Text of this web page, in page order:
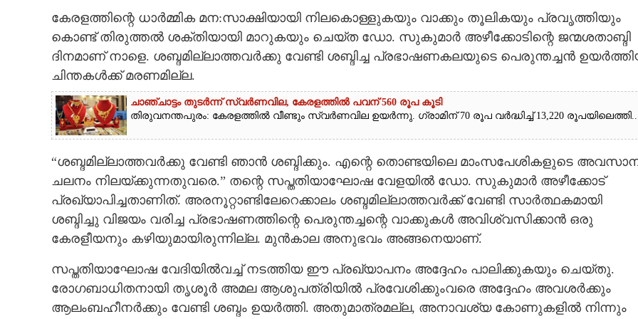
CARTOONS
LITERATURE
CONTACT US
കേരളത്തിന്റെ ധാർമ്മിക മന:സാക്ഷിയായി നിലകൊള്ളുകയും വാക്കും തൂലികയും പ്രവൃത്തിയും
കൊണ്ട് തിരുത്തൽ ശക്തിയായി മാറുകയും ചെയ്ത ഡോ. സുകുമാർ അഴീക്കോടിന്റെ ജന്മശതാബ്ദി
ദിനമാണ് നാളെ. ശബ്ദമില്ലാത്തവർക്കു വേണ്ടി ശബ്ദിച്ച പ്രഭാഷണകലയുടെ പെരുന്തച്ചൻ
ചിന്തകൾക്ക് മരണമില്ല.
ചാഞ്ചാട്ടം തുടർന്ന് സ്വർണവില, കേരളത്തിൽ പവന് 560 രൂപ കൂടി
തിരുവനന്തപുരം: കേരളത്തിൽ വീണ്ടും സ്വർണവില ഉയർന്നു. ഗ്രാമിന് 70 രൂപ വർദ്ധിച്ച് 13,220
“ശബ്ദമില്ലാത്തവർക്കു വേണ്ടി ഞാൻ ശബ്ദിക്കും. എന്റെ തൊണ്ടയിലെ മാംസപേശികളുടെ
ചലനം നിലയ്ക്കുന്നതുവരെ.” തന്റെ സപ്തതിയാഘോഷ വേളയിൽ ഡോ. സുകുമാർ അഴീക്കോട്
പ്രഖ്യാപിച്ചതാണിത്. അരനൂറ്റാണ്ടിലേറെക്കാലം ശബ്ദമില്ലാത്തവർക്ക് വേണ്ടി സാർത്ഥകമായി
ശബ്ദിച്ചു വിജയം വരിച്ച പ്രഭാഷണത്തിന്റെ പെരുന്തച്ചന്റെ വാക്കുകൾ അവിശ്വസിക്കാൻ ഒരു
കേരളീയനും കഴിയുമായിരുന്നില്ല. മുൻകാല അനുഭവം അങ്ങനെയാണ്.
സപ്തതിയാഘോഷ വേദിയിൽവച്ച് നടത്തിയ ഈ പ്രഖ്യാപനം അദ്ദേഹം പാലിക്കുകയും ചെയ്തു.
രോഗബാധിതനായി തൃശൂർ അമല ആശുപത്രിയിൽ പ്രവേശിക്കുംവരെ അദ്ദേഹം അവശർക്കും
ആലംബഹീനർക്കും വേണ്ടി ശബ്ദം ഉയർത്തി. അതുമാത്രമല്ല, അനാവശ്യ കോണുകളിൽ നിന്നും